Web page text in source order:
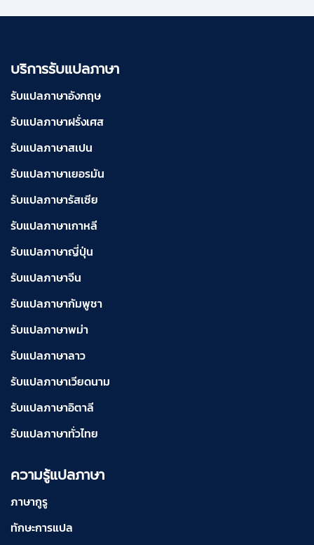
บริการรับแปลภาษา
รับแปลภาษาอังกฤษ
รับแปลภาษาฝรั่งเศส
รับแปลภาษาสเปน
รับแปลภาษาเยอรมัน
รับแปลภาษารัสเซีย
รับแปลภาษาเกาหลี
รับแปลภาษาญี่ปุ่น
รับแปลภาษาจีน
รับแปลภาษากัมพูชา
รับแปลภาษาพม่า
รับแปลภาษาลาว
รับแปลภาษาเวียดนาม
รับแปลภาษาอิตาลี
รับแปลภาษาทั่วไทย
ความรู้แปลภาษา
ภาษากูรู
ทักษะการแปล